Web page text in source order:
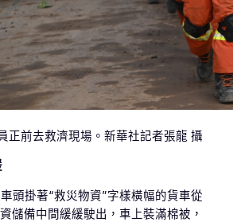
正前去救濟現場。新華社記者張龍 攝
頭掛著“救災物資”字樣橫幅的貨車從
儲備中間緩緩駛出，車上裝滿棉被，